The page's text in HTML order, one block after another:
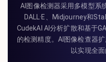
AI图像检测器采用多模型系
DALL·E、Midjourney和
CudekAI AI分析扩散和基于
的检测精度。AI图像检查器
以实现全面